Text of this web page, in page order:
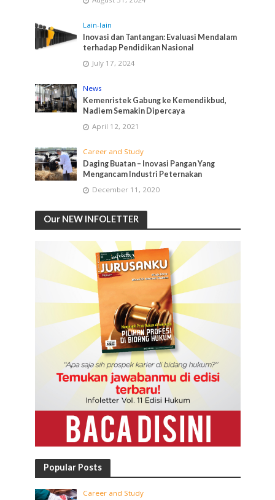
Lain-lain
Inovasi dan Tantangan: Evaluasi Mendalam
terhadap Pendidikan Nasional
July 17, 2024
News
Kemenristek Gabung ke Kemendikbud,
Nadiem Semakin Dipercaya
April 12, 2021
Career and Study
Daging Buatan – Inovasi Pangan Yang
Mengancam Industri Peternakan
December 11, 2020
Our NEW INFOLETTER
Popular Posts
Career and Study